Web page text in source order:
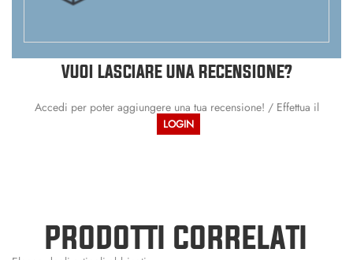
VUOI LASCIARE UNA RECENSIONE?
Accedi per poter aggiungere una tua recensione! / Effettua il
LOGIN
PRODOTTI CORRELATI